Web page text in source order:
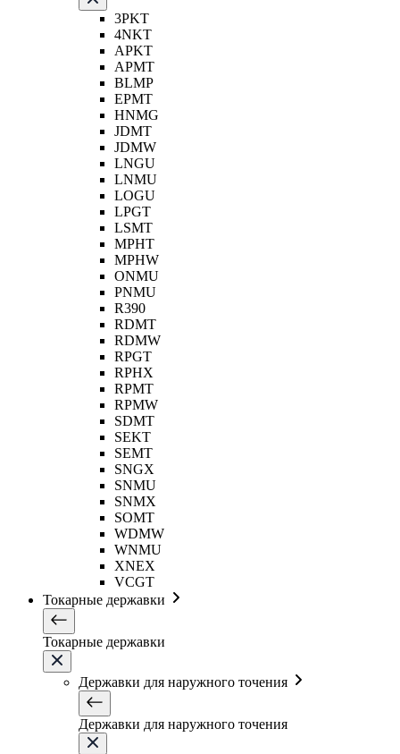
3PKT
4NKT
APKT
APMT
BLMP
EPMT
HNMG
JDMT
JDMW
LNGU
LNMU
LOGU
LPGT
LSMT
MPHT
MPHW
ONMU
PNMU
R390
RDMT
RDMW
RPGT
RPHX
RPMT
RPMW
SDMT
SEKT
SEMT
SNGX
SNMU
SNMX
SOMT
WDMW
WNMU
XNEX
VCGT
Токарные державки
Токарные державки
Державки для наружного точения
Державки для наружного точения